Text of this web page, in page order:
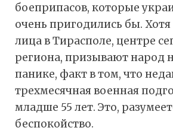
боеприпасов, которые
очень пригодились бы.
лица в Тирасполе, центре
региона, призывают народ
панике, факт в том, что
трехмесячная военная
младше 55 лет. Это,
беспокойство.